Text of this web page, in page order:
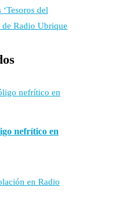
‘Tesoros del
de Radio Ubrique
nefrítico en